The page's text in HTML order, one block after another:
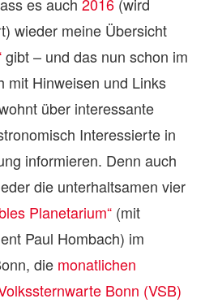
wieder meine Übersicht
gibt – und das nun schon im
mit Hinweisen und Links
über interessante
Interessierte in
informieren. Denn auch
die unterhaltsamen vier
Planetarium“ (mit
Paul Hombach) im
die monatlichen
Bonn (VSB)